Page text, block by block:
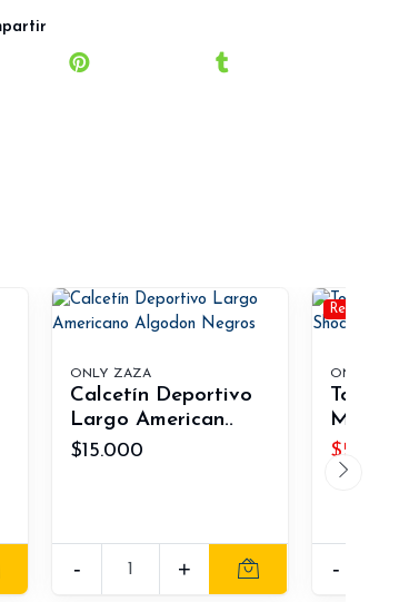
ONLY ZAZA
Calcetín Deportivo
Largo American..
$15.000
- +
Rebaja -
ONLY
Mens
$5.000
-